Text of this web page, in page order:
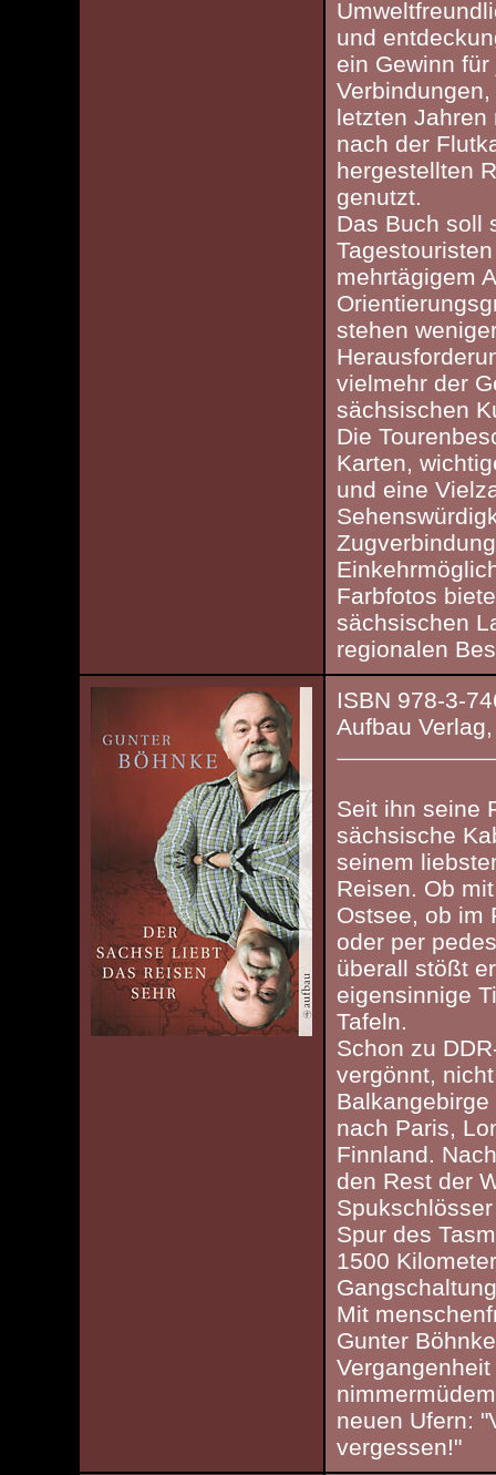
und
ein Gewinn
letzten Jahren
nach der
hergestellten
genutzt.
Das Buch soll
mehrtägigem
stehen
vielmehr der
sächsischen
Die
Karten,
und eine
Farbfotos
sächsischen
regionalen
ISBN 978-3-
Aufbau
Seit ihn seine
sächsische
seinem
Reisen. Ob
Ostsee, ob im
oder per
überall stößt
eigensinnige
Tafeln.
Schon zu
vergönnt,
nach Paris,
Finnland.
den Rest der
Spur des
1500
Mit
Gunter
neuen Ufern:
vergessen!"